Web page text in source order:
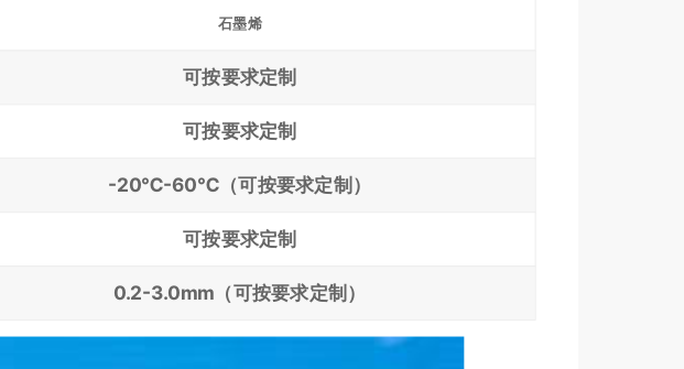
石墨烯
可按要求定制
可按要求定制
-20℃-60℃（可按要求定制）
可按要求定制
0.2-3.0mm（可按要求定制）